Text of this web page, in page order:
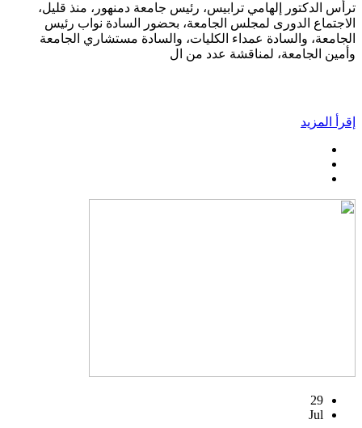
ترأس الدكتور إلهامي ترابيس، رئيس جامعة دمنهور، منذ قليل،
الاجتماع الدورى لمجلس الجامعة، بحضور السادة نواب رئيس
الجامعة، والسادة عمداء الكليات، والسادة مستشاري الجامعة
وأمين الجامعة، لمناقشة عدد من ال
إقرأ المزيد
29
Jul